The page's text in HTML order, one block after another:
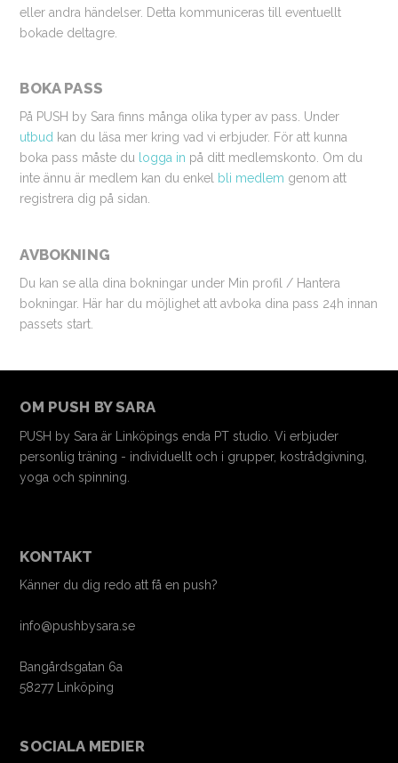
eller andra händelser. Detta kommuniceras till eventuellt
bokade deltagre.
BOKA PASS
På PUSH by Sara finns många olika typer av pass. Under
utbud kan du läsa mer kring vad vi erbjuder. För att kunna
boka pass måste du logga in på ditt medlemskonto. Om du
inte ännu är medlem kan du enkel bli medlem genom att
registrera dig på sidan.
AVBOKNING
Du kan se alla dina bokningar under Min profil / Hantera
bokningar. Här har du möjlighet att avboka dina pass 24h innan
passets start.
OM PUSH BY SARA
PUSH by Sara är Linköpings enda PT studio. Vi erbjuder
personlig träning - individuellt och i grupper, kostrådgivning,
yoga och spinning.
KONTAKT
Känner du dig redo att få en push?
info@pushbysara.se
Bangårdsgatan 6a
58277 Linköping
SOCIALA MEDIER